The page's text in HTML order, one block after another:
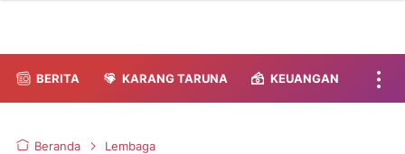
BERITA KARANG TARUNA KEUANGAN
Beranda Lembaga